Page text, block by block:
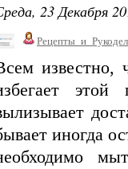
23 Декабря
известно,
иногда